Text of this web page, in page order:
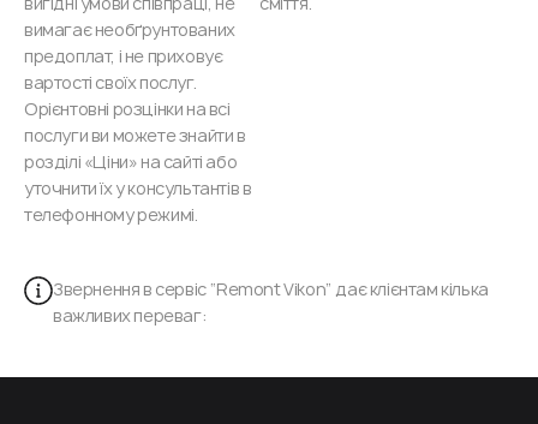
вимагає необґрунтованих
предоплат, і не приховує
вартості своїх послуг.
Орієнтовні розцінки на всі
послуги ви можете знайти в
розділі «Ціни» на сайті або
уточнити їх у консультантів в
телефонному режимі.
Звернення в сервіс “Remont Vikon” дає клієнтам кілька
важливих переваг: